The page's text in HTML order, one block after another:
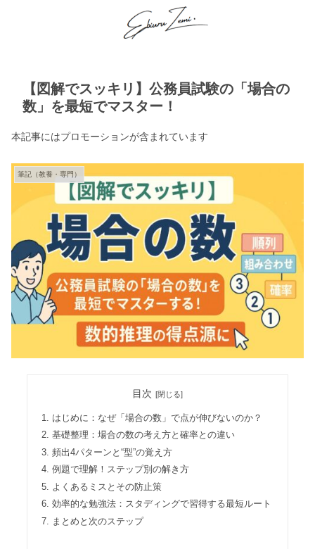
【図解でスッキリ】公務員試験の「場合の
数」を最短でマスター！
本記事にはプロモーションが含まれています
筆記（教養・専門）
目次
はじめに：なぜ「場合の数」で点が伸びないのか？
基礎整理：場合の数の考え方と確率との違い
頻出4パターンと“型”の覚え方
例題で理解！ステップ別の解き方
よくあるミスとその防止策
効率的な勉強法：スタディングで習得する最短ルート
まとめと次のステップ